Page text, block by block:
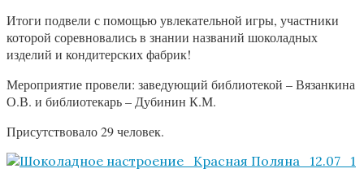
Итоги подвели с помощью увлекательной игры, участники
которой соревновались в знании названий шоколадных
изделий и кондитерских фабрик!
Мероприятие провели: заведующий библиотекой – Вязанкина
О.В. и библиотекарь – Дубинин К.М.
Присутствовало 29 человек.